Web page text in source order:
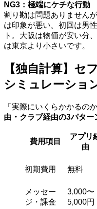
NG3：極端にケチな行動
割り勘は問題ありません
は印象が悪い。初回は男
ト。大阪は物価が安い分
は東京より小さいです。
【独自計算】セ
シミュレーショ
「実際にいくらかかるの
由・クラブ経由の3パター
費用項目
アプリ
由
初期費用 無料
メッセー
ジ・課金
3,000〜
5,000円